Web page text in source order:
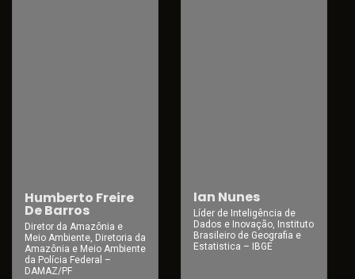
Humberto Freire
De Barros
Diretor da Amazônia e
Meio Ambiente, Diretoria da
Amazônia e Meio Ambiente
da Polícia Federal –
DAMAZ/PF
Ian Nunes
Líder de Inteligência de
Dados e Inovação, Instituto
Brasileiro de Geografia e
Estatistica – IBGE